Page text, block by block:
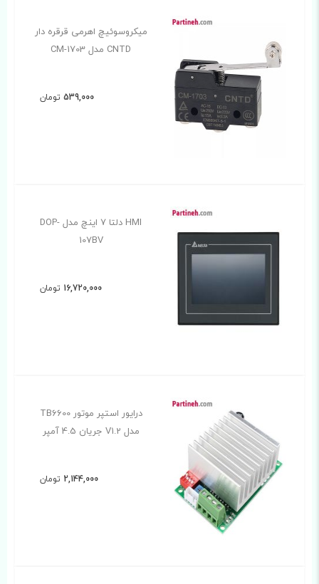
میکروسوئیچ اهرمی قرقره دار
CNTD مدل CM-1703
539,000 تومان
HMI دلتا 7 اینچ مدل DOP-
107BV
16,720,000 تومان
درایور استپر موتور TB6600
مدل V1.2 جریان 4.5 آمپر
2,144,000 تومان